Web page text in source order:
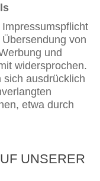
von
und
widersprochen.
sich ausdrücklich
etwa durch
UNSERER